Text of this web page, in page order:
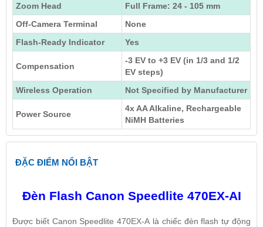
Zoom Head
Full Frame: 24 - 105 mm
Off-Camera Terminal
None
Flash-Ready Indicator
Yes
Compensation
-3 EV to +3 EV (in 1/3 and 1/2
EV steps)
Wireless Operation
Not Specified by Manufacturer
Power Source
4x AA Alkaline, Rechargeable
NiMH Batteries
ĐẶC ĐIỂM NỔI BẬT
Đèn Flash Canon Speedlite 470EX-AI
Được biết Canon Speedlite 470EX-A là chiếc đèn flash tự động